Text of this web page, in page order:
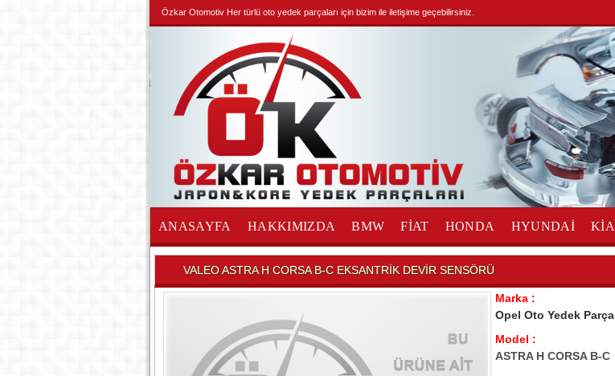
Özkar Otomotiv Her türlü oto yedek parçaları için bizim ile iletişime geçebilirsiniz.
ANASAYFA HAKKIMIZDA BMW FİAT HONDA HYUNDAİ KİA
İLETİŞİM
VALEO ASTRA H CORSA B-C EKSANTRİK DEVİR SENSÖRÜ
Marka :
Opel Oto Yedek Parça
Model :
ASTRA H CORSA B-C